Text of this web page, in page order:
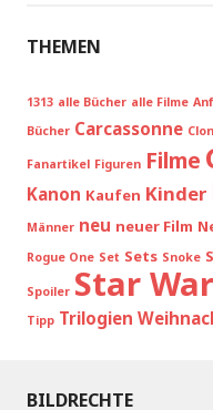
THEMEN
1313 alle Bücher alle Filme
Bücher Carcassonne
Fanartikel Figuren Filme
Kanon Kaufen Kinder
Männer neu neuer Film
Rogue One Set Sets Snoke
Spoiler Star
Tipp Trilogien
BILDRECHTE